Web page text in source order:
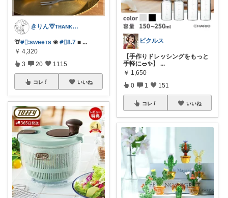
きりん🦒ᴛʜᴀɴᴋs ᴀʟᴡᴀʏs.
🦒#⃞ᱺsᴡeeᴛs ❀ #⃞8ᱹ7 ■ ...
￥ 4,320
3 20 1115
コレ いいね
ピクルス
【手作りドレッシングをもっと
手軽に🥗✨】 ...
￥ 1,650
0 1 151
コレ いいね